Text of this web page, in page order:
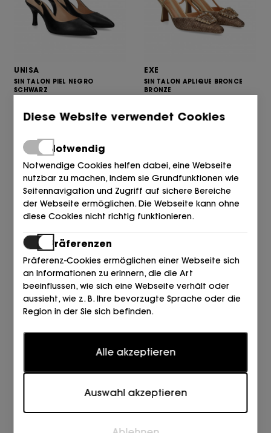
UNISA
SIN TALON PIEL NEGRO
SCHWARZ
EXE
SIN TALON APLIQUE BRONCE
BRONZE
ALBANO
ABIERTO P Y T PALA CRUZADA
CAHROL NEGRO NERA
139,00€
ABIERTO P Y T PALA CRUZADA
CAHROL ROSA Nackt
139,00€
Diese Website verwendet Cookies
Notwendig
Notwendige Cookies helfen dabei, eine Webseite
nutzbar zu machen, indem sie Grundfunktionen wie
Seitennavigation und Zugriff auf sichere Bereiche
der Webseite ermöglichen. Die Webseite kann ohne
diese Cookies nicht richtig funktionieren.
Präferenzen
Präferenz-Cookies ermöglichen einer Webseite sich
an Informationen zu erinnern, die die Art
beeinflussen, wie sich eine Webseite verhält oder
aussieht, wie z. B. Ihre bevorzugte Sprache oder die
Region in der Sie sich befinden.
Statistik-Cookies helfen Webseiten-Besitzern zu
gemeldet werden.
Alle akzeptieren
Auswahl akzeptieren